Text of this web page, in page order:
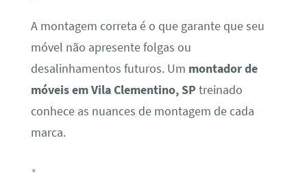
A montagem correta é o que garante que seu
móvel não apresente folgas ou
desalinhamentos futuros. Um montador de
móveis em Vila Clementino, SP treinado
conhece as nuances de montagem de cada
marca.